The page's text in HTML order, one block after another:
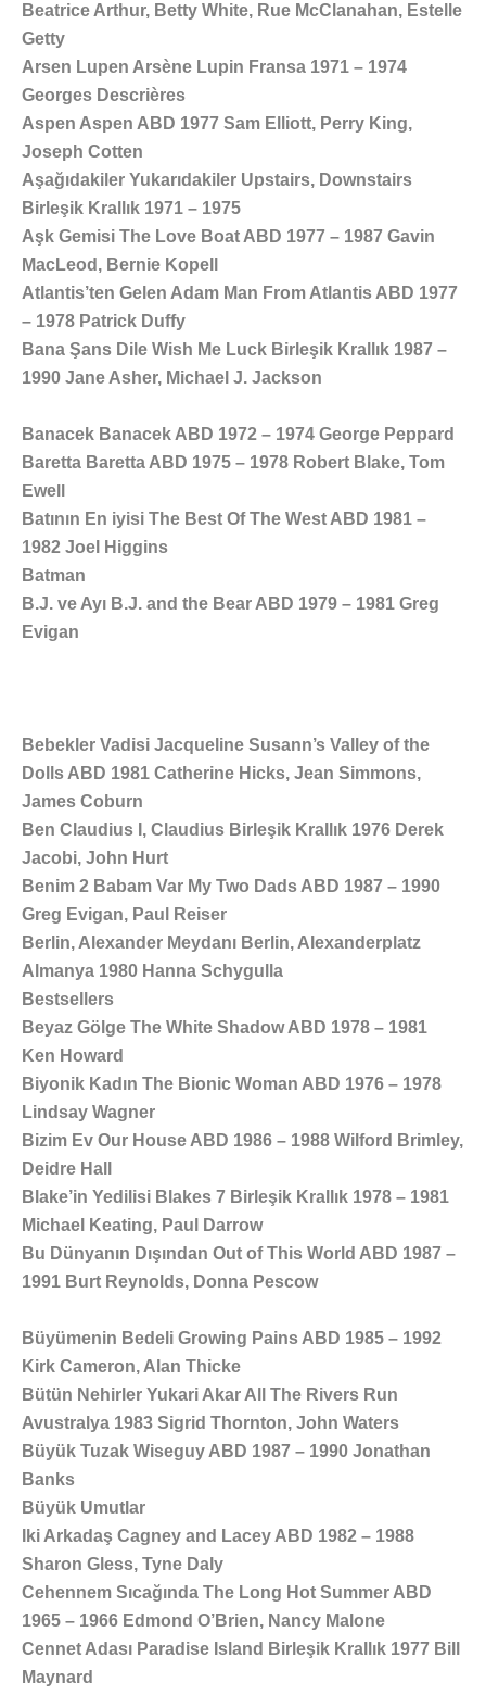
Beatrice Arthur, Betty White, Rue McClanahan, Estelle
Getty
Arsen Lupen Arsène Lupin Fransa 1971 – 1974
Georges Descrières
Aspen Aspen ABD 1977 Sam Elliott, Perry King,
Joseph Cotten
Aşağıdakiler Yukarıdakiler Upstairs, Downstairs
Birleşik Krallık 1971 – 1975
Aşk Gemisi The Love Boat ABD 1977 – 1987 Gavin
MacLeod, Bernie Kopell
Atlantis’ten Gelen Adam Man From Atlantis ABD 1977
– 1978 Patrick Duffy
Bana Şans Dile Wish Me Luck Birleşik Krallık 1987 –
1990 Jane Asher, Michael J. Jackson
Banacek Banacek ABD 1972 – 1974 George Peppard
Baretta Baretta ABD 1975 – 1978 Robert Blake, Tom
Ewell
Batının En iyisi The Best Of The West ABD 1981 –
1982 Joel Higgins
Batman
B.J. ve Ayı B.J. and the Bear ABD 1979 – 1981 Greg
Evigan
Bebekler Vadisi Jacqueline Susann’s Valley of the
Dolls ABD 1981 Catherine Hicks, Jean Simmons,
James Coburn
Ben Claudius I, Claudius Birleşik Krallık 1976 Derek
Jacobi, John Hurt
Benim 2 Babam Var My Two Dads ABD 1987 – 1990
Greg Evigan, Paul Reiser
Berlin, Alexander Meydanı Berlin, Alexanderplatz
Almanya 1980 Hanna Schygulla
Bestsellers
Beyaz Gölge The White Shadow ABD 1978 – 1981
Ken Howard
Biyonik Kadın The Bionic Woman ABD 1976 – 1978
Lindsay Wagner
Bizim Ev Our House ABD 1986 – 1988 Wilford Brimley,
Deidre Hall
Blake’in Yedilisi Blakes 7 Birleşik Krallık 1978 – 1981
Michael Keating, Paul Darrow
Bu Dünyanın Dışından Out of This World ABD 1987 –
1991 Burt Reynolds, Donna Pescow
Büyümenin Bedeli Growing Pains ABD 1985 – 1992
Kirk Cameron, Alan Thicke
Bütün Nehirler Yukari Akar All The Rivers Run
Avustralya 1983 Sigrid Thornton, John Waters
Büyük Tuzak Wiseguy ABD 1987 – 1990 Jonathan
Banks
Büyük Umutlar
Iki Arkadaş Cagney and Lacey ABD 1982 – 1988
Sharon Gless, Tyne Daly
Cehennem Sıcağında The Long Hot Summer ABD
1965 – 1966 Edmond O’Brien, Nancy Malone
Cennet Adası Paradise Island Birleşik Krallık 1977 Bill
Maynard